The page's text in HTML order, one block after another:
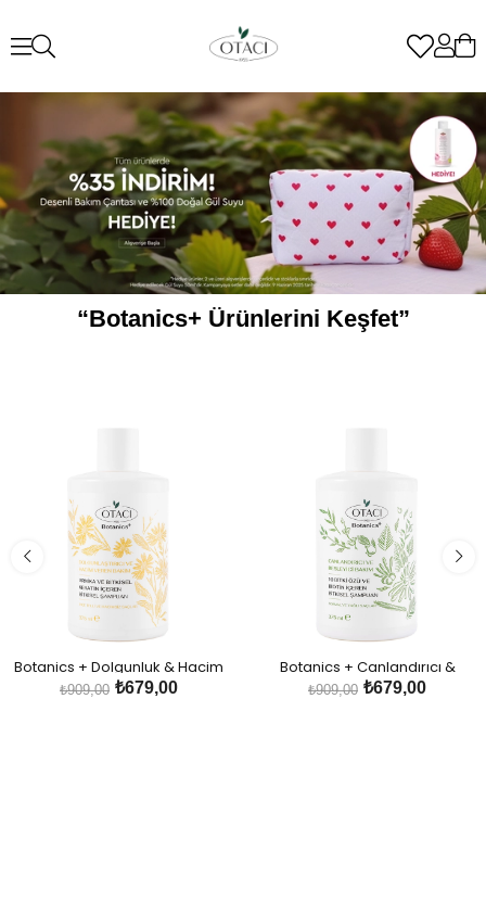
“Botanics+ Ürünlerini Keşfet”
Botanics + Dolgunluk & Hacim
Veren Bakım - Arnika ve Bitkisel
₺679,00
₺909,00
Botanics + Canlandırıcı &
Besleyici Bakım - 10 Bitki Özü ve
₺679,00
₺909,00